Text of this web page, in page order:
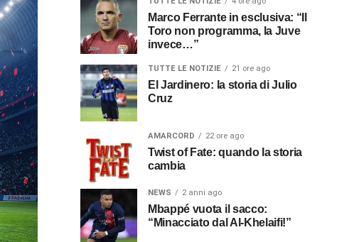
Marco Ferrante in esclusiva: “Il
Toro non programma, la Juve
invece…”
TUTTE LE NOTIZIE 21 ore ago
El Jardinero: la storia di Julio
Cruz
AMARCORD 22 ore ago
Twist of Fate: quando la storia
cambia
NEWS 2 anni ago
Mbappé vuota il sacco:
“Minacciato dal Al-Khelaifi!”